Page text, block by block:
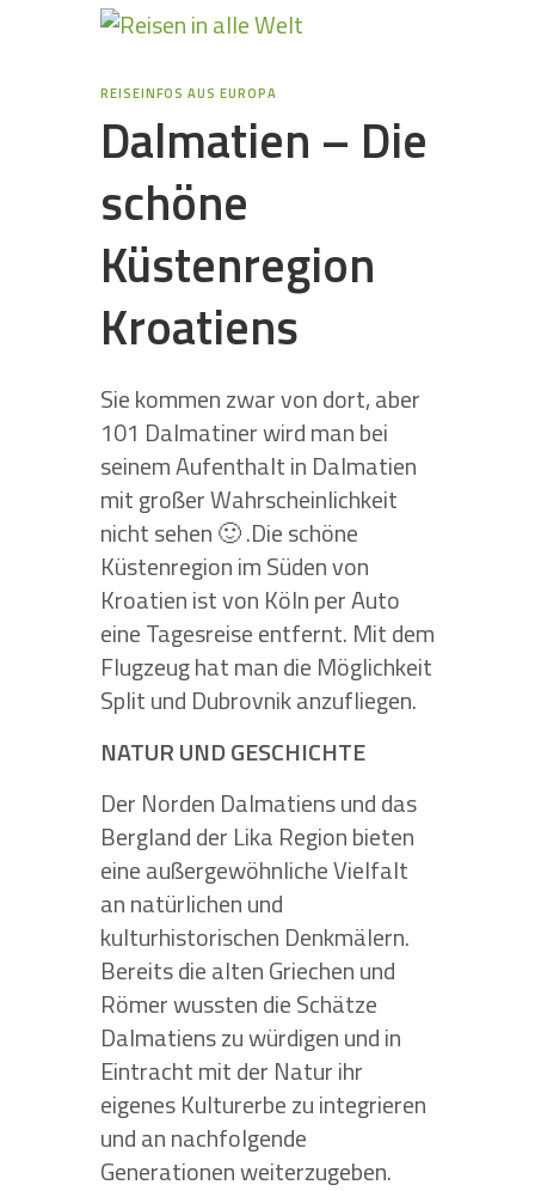
REISEINFOS AUS EUROPA
Dalmatien – Die
schöne
Küstenregion
Kroatiens
Sie kommen zwar von dort, aber
101 Dalmatiner wird man bei
seinem Aufenthalt in Dalmatien
mit großer Wahrscheinlichkeit
nicht sehen 🙂 .Die schöne
Küstenregion im Süden von
Kroatien ist von Köln per Auto
eine Tagesreise entfernt. Mit dem
Flugzeug hat man die Möglichkeit
Split und Dubrovnik anzufliegen.
NATUR UND GESCHICHTE
Der Norden Dalmatiens und das
Bergland der Lika Region bieten
eine außergewöhnliche Vielfalt
an natürlichen und
kulturhistorischen Denkmälern.
Bereits die alten Griechen und
Römer wussten die Schätze
Dalmatiens zu würdigen und in
Eintracht mit der Natur ihr
eigenes Kulturerbe zu integrieren
und an nachfolgende
Generationen weiterzugeben.